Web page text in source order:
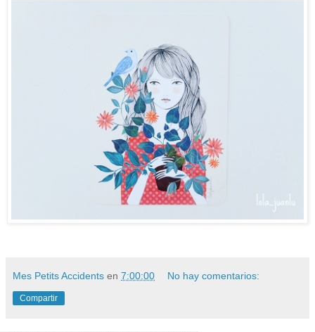
Mes Petits Accidents en 7:00:00 No hay comentarios:
Compartir